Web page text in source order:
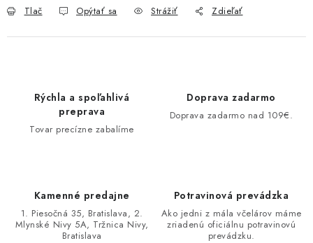
Tlač Opýtať sa Strážiť Zdieľať
Rýchla a spoľahlivá
preprava
Tovar precízne zabalíme
Doprava zadarmo
Doprava zadarmo nad 109€.
Kamenné predajne
1. Piesočná 35, Bratislava, 2.
Mlynské Nivy 5A, Tržnica Nivy,
Bratislava
Potravinová prevádzka
Ako jedni z mála včelárov máme
zriadenú oficiálnu potravinovú
prevádzku.